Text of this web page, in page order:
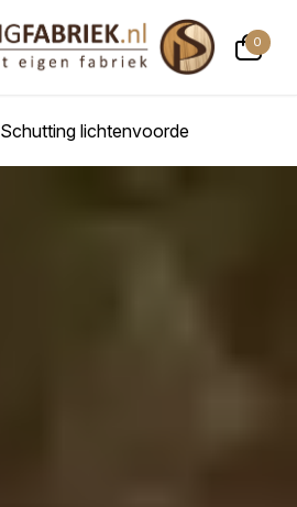
0
Schutting lichtenvoorde